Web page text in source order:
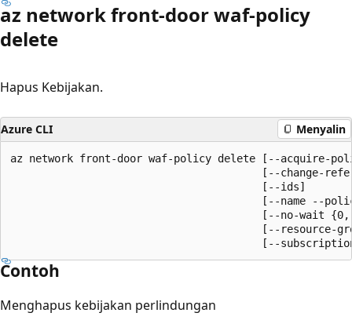
az network front-door waf-policy
delete
Hapus Kebijakan.
Azure CLI Menyalin
az network front-door waf-policy delete [--acquire-
[--change-
                                        [--ids]
[--name --
[--no-wait
[--resource-
[--
Contoh
Menghapus kebijakan perlindungan